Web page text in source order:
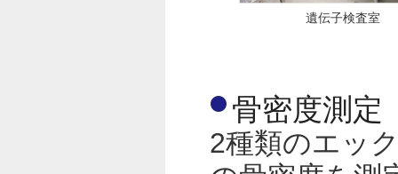
遺伝子検査室
骨密度測定
2種類のエッ